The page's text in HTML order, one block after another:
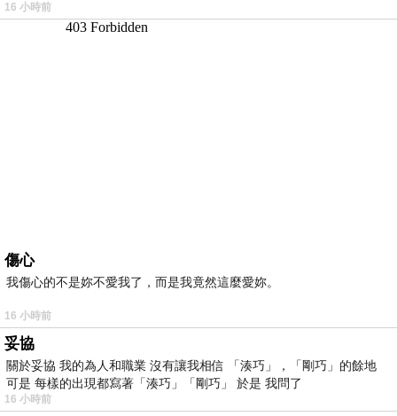
16 小時前
傷心
我傷心的不是妳不愛我了，而是我竟然這麼愛妳。
16 小時前
妥協
關於妥協 我的為人和職業 沒有讓我相信 「湊巧」，「剛巧」的餘地
可是 每樣的出現都寫著「湊巧」「剛巧」 於是 我問了
16 小時前